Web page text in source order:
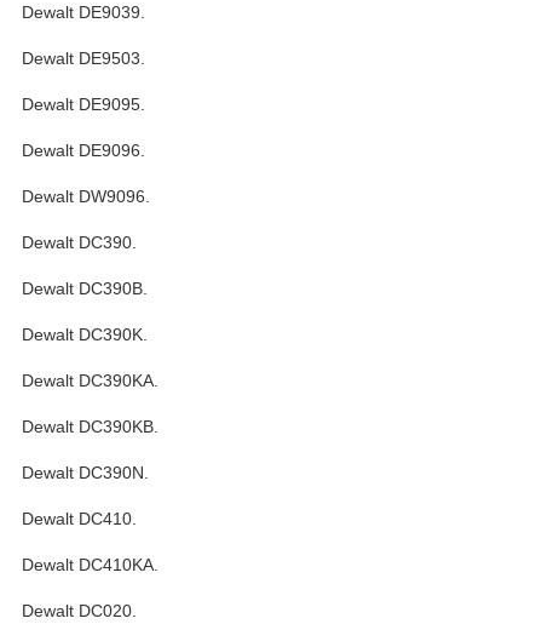
Dewalt DE9039.
Dewalt DE9503.
Dewalt DE9095.
Dewalt DE9096.
Dewalt DW9096.
Dewalt DC390.
Dewalt DC390B.
Dewalt DC390K.
Dewalt DC390KA.
Dewalt DC390KB.
Dewalt DC390N.
Dewalt DC410.
Dewalt DC410KA.
Dewalt DC020.